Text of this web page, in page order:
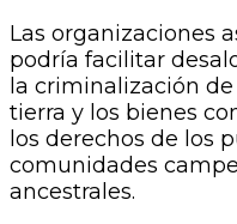
Las organizaciones
podría facilitar
la criminalización
tierra y los bienes
los derechos de los
comunidades
ancestrales.